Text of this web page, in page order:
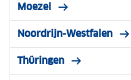
Moezel
Noordrijn-Westfalen
Thüringen